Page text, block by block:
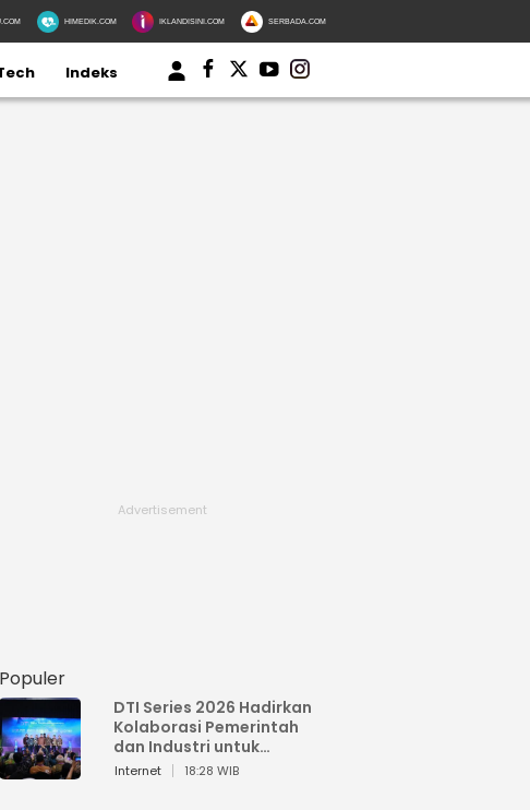
HIMEDIK.COM IKLANDISINI.COM SERBADA.COM
Indeks
Populer
DTI Series 2026 Hadirkan
Kolaborasi Pemerintah
dan Industri untuk
Percepatan
Internet 18:28 WIB